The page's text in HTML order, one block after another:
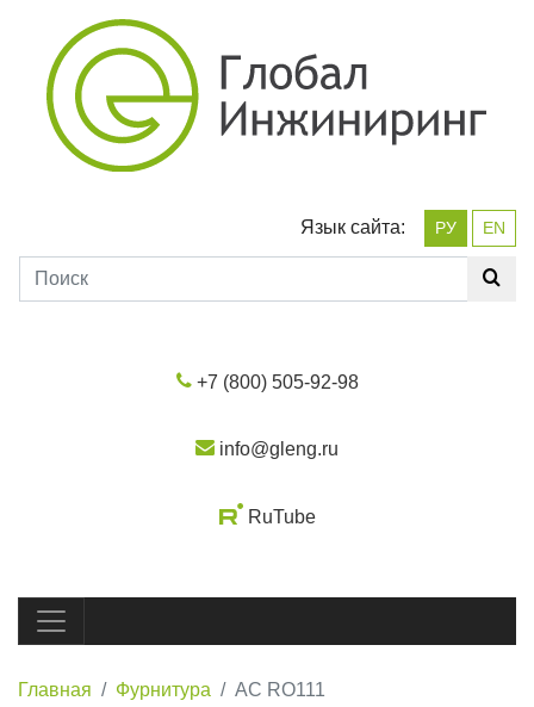
Язык сайта: РУ EN
+7 (800) 505-92-98
info@gleng.ru
RuTube
Главная Фурнитура AC RO111